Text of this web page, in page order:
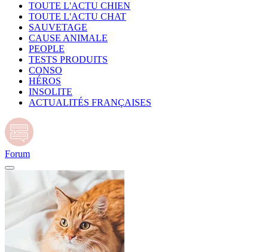
TOUTE L'ACTU CHIEN
TOUTE L'ACTU CHAT
SAUVETAGE
CAUSE ANIMALE
PEOPLE
TESTS PRODUITS
CONSO
HÉROS
INSOLITE
ACTUALITÉS FRANÇAISES
Forum